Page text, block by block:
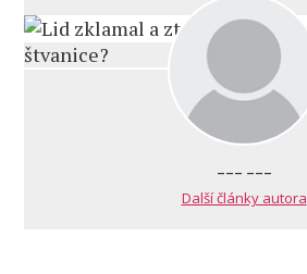
--- ---
Další články autora